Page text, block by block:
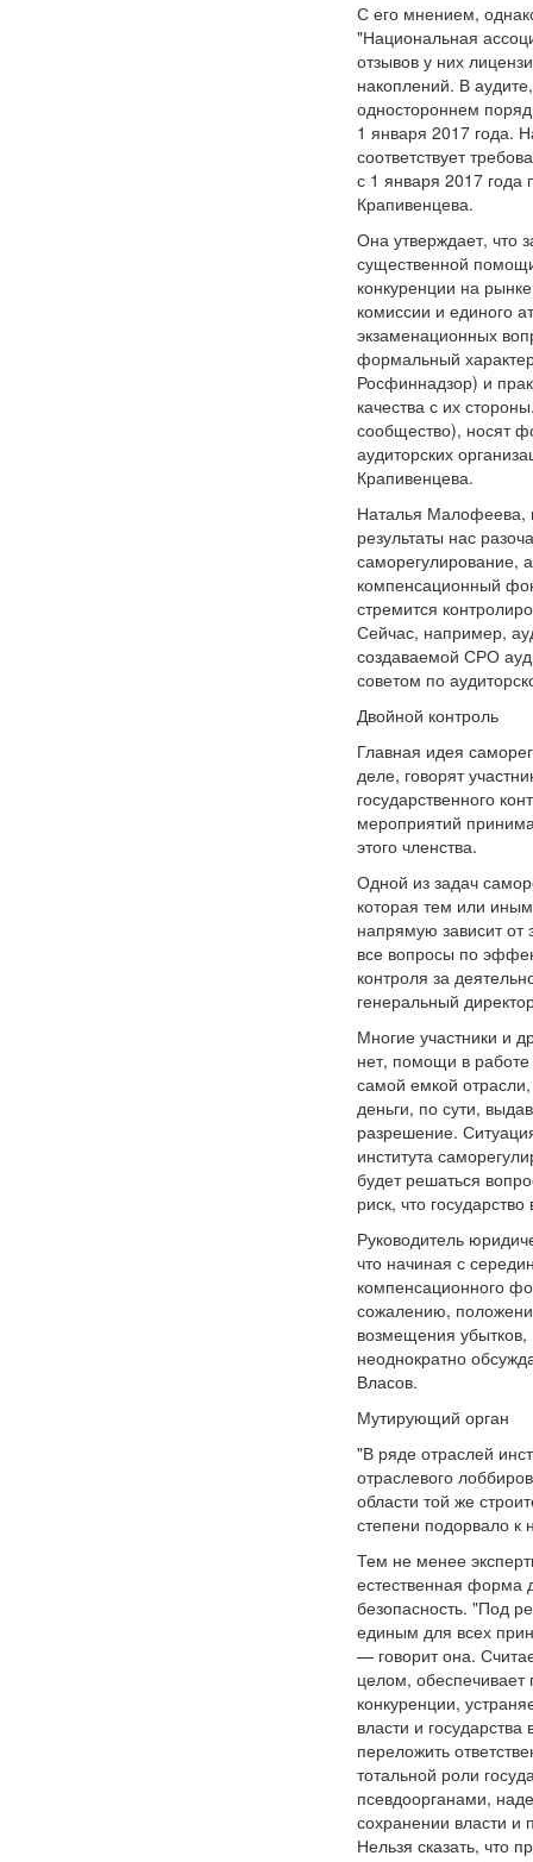
С его мнением,
"Национальная
отзывов у них
накоплений. В
одностороннем
1 января 2017 года.
соответствует
с 1 января 2017 года
Крапивенцева.
Она утверждает, что
существенной
конкуренции на
комиссии и единого
экзаменационных
формальный
Росфиннадзор) и
качества с их
сообщество), носят
аудиторских
Крапивенцева.
Наталья Малофеева,
результаты нас
саморегулирование,
компенсационный
стремится
Сейчас, например,
создаваемой СРО
советом по
Двойной контроль
Главная идея
деле, говорят
государственного
мероприятий
этого членства.
Одной из задач
которая тем или
напрямую зависит от
все вопросы по
контроля за
генеральный
Многие участники и
нет, помощи в работе
самой емкой
деньги, по сути,
разрешение.
института
будет решаться
риск, что
Руководитель
что начиная с
компенсационного
сожалению,
возмещения
неоднократно
Власов.
Мутирующий орган
"В ряде отраслей
отраслевого
области той же
степени подорвало к
Тем не менее
естественная форма
безопасность. "Под
единым для всех
— говорит она.
целом, обеспечивает
конкуренции,
власти и
переложить
тотальной роли
псевдоорганами,
сохранении власти
Нельзя сказать, что